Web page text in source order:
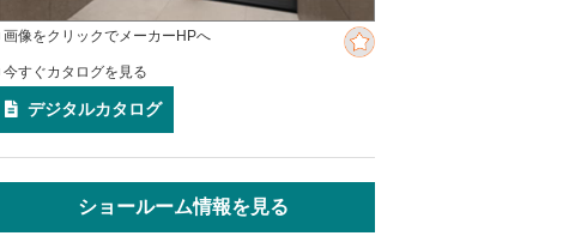
画像をクリックでメーカーHPへ
今すぐカタログを見る
デジタルカタログ
ショールーム情報を見る